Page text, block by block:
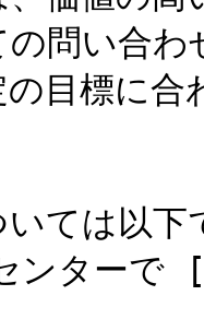
問い合
目標に
ては以
ンターで